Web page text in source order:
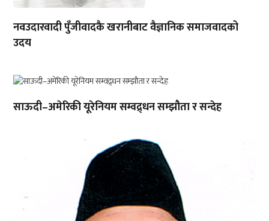
नवउदारवादी पुँजीवादकै खरानीबाट वैज्ञानिक समाजवादको
उदय
साऊदी–अमेरिकी यूरेनियम सम्वद्र्धन सम्झौता र सन्देह